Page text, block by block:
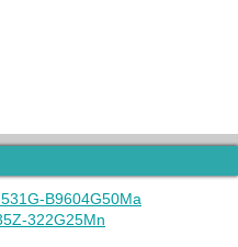
B9604G50Ma
322G25Mn